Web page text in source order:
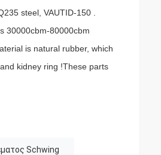
steel, VAUTID-150 .
30000cbm-80000cbm
is natural rubber, which
kidney ring !These parts
Schwing